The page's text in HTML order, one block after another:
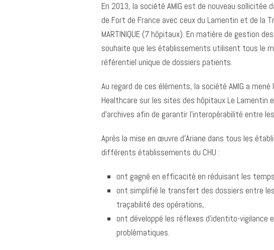
En 2013, la société AMIG est de nouveau
de Fort de France avec ceux du Lamentin et de la
MARTINIQUE (7 hôpitaux). En matière de gestion
souhaite que les établissements utilisent tous le
référentiel unique de dossiers patients.
Au regard de ces éléments, la société AMIG a
Healthcare sur les sites des hôpitaux Le
d’archives afin de garantir l’interopérabilité entre
Après la mise en œuvre d’Ariane dans tous les
différents établissements du CHU :
ont gagné en efficacité en réduisant les
ont simplifié le transfert des dossiers entre
traçabilité des opérations,
ont développé les réflexes d’identito-vigilance
problématiques.